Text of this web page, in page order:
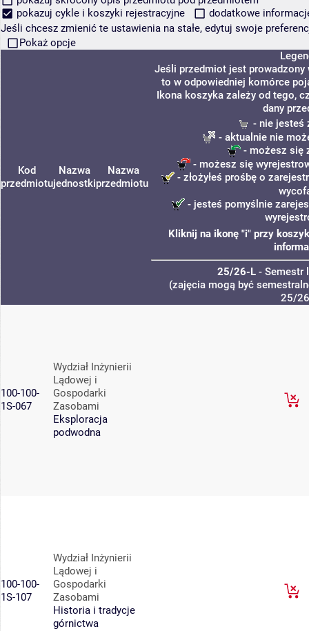
pokazuj cykle i koszyki rejestracyjne
dodatkowe
Jeśli chcesz zmienić te ustawienia na stałe, edytuj swoje
Pokaż opcje
Kod
przedmiotu
Nazwa
jednostki
Nazwa
przedmiotu
Jeśli przedmiot jest prowadzony
to w odpowiedniej komórce
Ikona koszyka zależy od tego,
dany
- nie jesteś
- aktualnie nie
- możesz się
- możesz się
- złożyłeś prośbę o
- jesteś pomyślnie
Kliknij na ikonę "i" przy
25/26-L- Semestr
(zajęcia mogą być
25/
100-100-
1S-067
Wydział Inżynierii
Lądowej i
Gospodarki
Zasobami
Eksploracja
podwodna
100-100-
1S-107
Wydział Inżynierii
Lądowej i
Gospodarki
Zasobami
Historia i tradycje
górnictwa